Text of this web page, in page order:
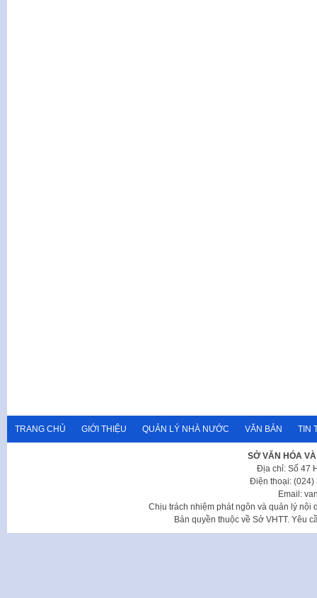
TRANG CHỦ GIỚI THIỆU QUẢN LÝ NHÀ NƯỚC VĂN BẢN TIN
SỞ VĂN HÓA
Địa chỉ: Số 47
Điện thoại: (024)
Email:
Chịu trách nhiệm phát ngôn và quản lý nội
Bản quyền thuộc về Sở VHTT. Yêu